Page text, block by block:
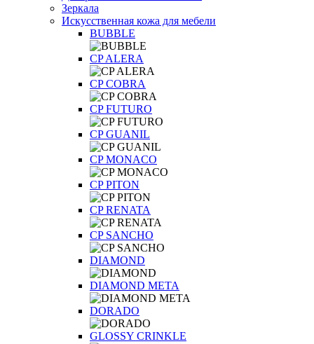
Зеркала
Искусственная кожа для мебели
BUBBLE
CP ALERA
CP COBRA
CP FUTURO
CP GUANIL
CP MONACO
CP PITON
CP RENATA
CP SANCHO
DIAMOND
DIAMOND META
DORADO
GLOSSY CRINKLE